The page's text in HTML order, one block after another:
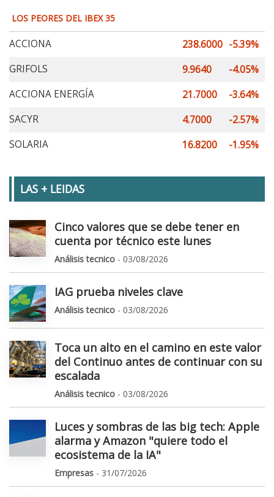
LOS PEORES DEL IBEX 35
ACCIONA 238.6000 -5.39%
GRIFOLS
9.9640
-4.05%
ACCIONA ENERGÍA
21.7000
-3.64%
SACYR
4.7000
-2.57%
SOLARIA
16.8200 -1.95%
LAS + LEIDAS
Cinco valores que se debe tener en
cuenta por técnico este lunes
Análisis tecnico - 03/08/2026
IAG prueba niveles clave
Análisis tecnico - 03/08/2026
Toca un alto en el camino en este valor
del Continuo antes de continuar con su
escalada
Análisis tecnico - 03/08/2026
Luces y sombras de las big tech: Apple
alarma y Amazon "quiere todo el
ecosistema de la IA"
Empresas - 31/07/2026